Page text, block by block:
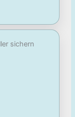
sichern